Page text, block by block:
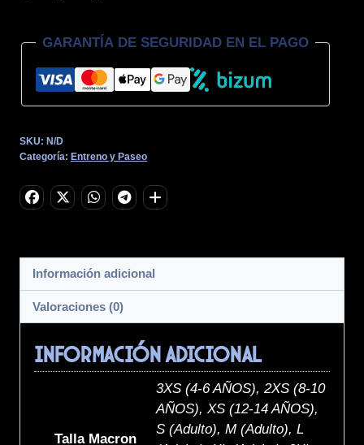
GARANTÍA DE SEGURIDAD EN EL PAGO
SKU: N/D
Categoría: Entreno y Paseo
Información adicional
Valoraciones (0)
Información adicional
Talla Macron
3XS (4-6 AÑOS), 2XS (8-10
AÑOS), XS (12-14 AÑOS),
S (Adulto), M (Adulto), L